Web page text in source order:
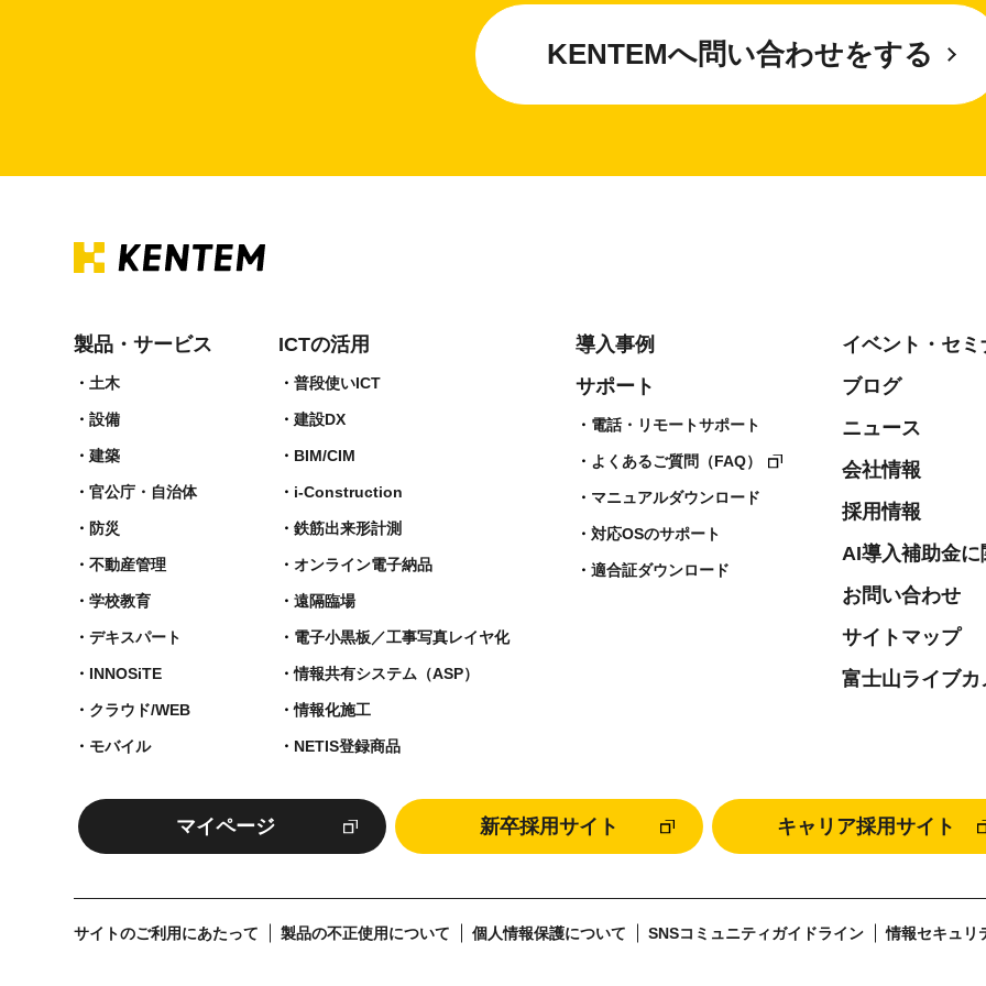
KENTEMへ問い合わせをする
製品・サービス
土木
設備
建築
官公庁・自治体
防災
不動産管理
学校教育
デキスパート
INNOSiTE
クラウド/WEB
モバイル
ICTの活用
普段使いICT
建設DX
BIM/CIM
i-Construction
鉄筋出来形計測​
オンライン電子納品
遠隔臨場
電子小黒板／工事写真レイヤ化
情報共有システム（ASP）
情報化施工
NETIS登録商品
導入事例
サポート
電話・リモートサポート
よくあるご質問（FAQ）
マニュアルダウンロード
対応OSのサポート
適合証ダウンロード
イベント・セミ
ブログ
ニュース
会社情報
採用情報
AI導入補助金
お問い合わせ
サイトマップ
富士山ライブカ
マイページ 新卒採用サイト キャリア採用サイト
サイトのご利用にあたって 製品の不正使用について 個人情報保護について SNSコミュニティガイドライン 情報セキュリ